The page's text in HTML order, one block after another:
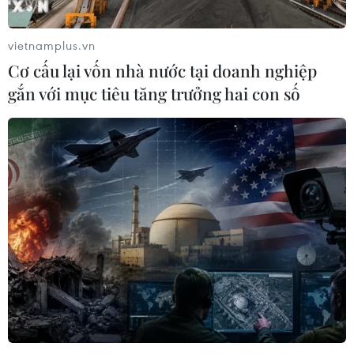
Ấn Độ thử thành công tên lửa đạn
đạo Agni-4, tầm bắn 4.000 km
06/08/2026 23:17
Hàn Quốc tái khẳng định mục tiêu
chung sống hòa bình với Triều Tiên
06/08/2026 15:33
Lở đất tại Philippines khiến ít nhất 4
người thiệt mạng
06/08/2026 15:06
Trung Quốc thử nghiệm tuyến tàu
vietnamplus.vn
Cơ cấu lại vốn nhà nước tại doanh nghiệp
gắn với mục tiêu tăng trưởng hai con số